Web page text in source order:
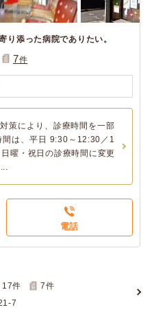
り添った病院でありたい。
7件
策により、診療時間を一部
は、平日 9:30～12:30／1
曜・祝日の診療時間に変更
電話
17件 7件
7